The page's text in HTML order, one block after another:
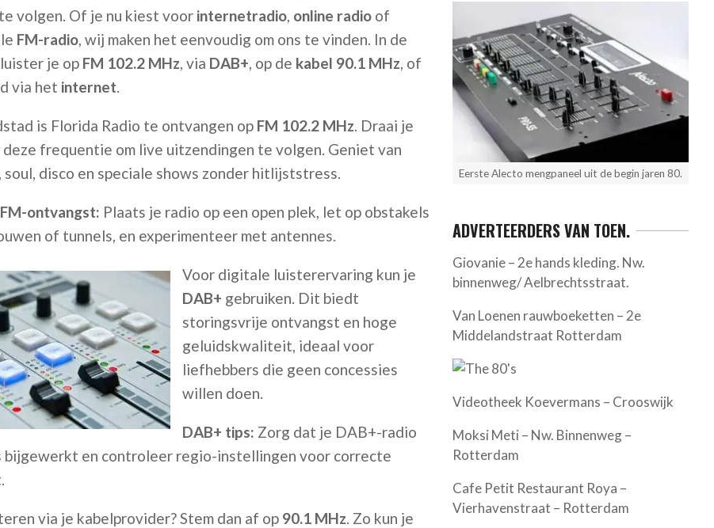
volgen. Of je nu kiest voor internetradio, online radioof
FM-radio, wij maken het eenvoudig om ons te vinden. In de
je op FM 102.2 MHz, via DAB+, op de kabel 90.1 MHz, of
via het internet.
is Florida Radio te ontvangen op FM 102.2 MHz. Draai je
deze frequentie om live uitzendingen te volgen. Geniet van
soul, disco en speciale shows zonder hitlijststress.
ontvangst: Plaats je radio op een open plek, let op obstakels
of tunnels, en experimenteer met antennes.
Voor digitale luisterervaring kun je
DAB+ gebruiken. Dit biedt
storingsvrije ontvangst en hoge
geluidskwaliteit, ideaal voor
liefhebbers die geen concessies
willen doen.
DAB+ tips: Zorg dat je DAB+-radio
bijgewerkt en controleer regio-instellingen voor correcte
via je kabelprovider? Stem dan af op 90.1 MHz. Zo kun je
Eerste Alecto mengpaneel uit de begin jaren 80.
ADVERTEERDERS VAN TOEN.
Giovanie – 2e hands kleding. Nw.
binnenweg/ Aelbrechtsstraat.
Van Loenen rauwboeketten – 2e
Middelandstraat Rotterdam
Videotheek Koevermans – Crooswijk
Moksi Meti – Nw. Binnenweg –
Rotterdam
Cafe Petit Restaurant Roya –
Vierhavenstraat – Rotterdam